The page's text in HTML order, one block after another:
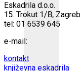
Eskadrila d.o.o.
15. Trokut 1/B, Zagreb
tel: 01 6539 645
e-mail:
kontakt
književna eskadrila